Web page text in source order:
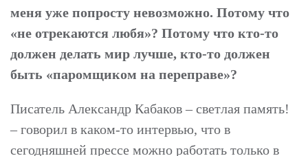
меня уже попросту невозможно. Потому что
«не отрекаются любя»? Потому что кто-то
должен делать мир лучше, кто-то должен
быть «паромщиком на переправе»?
Писатель Александр Кабаков – светлая память!
– говорил в каком-то интервью, что в
сегодняшней прессе можно работать только в